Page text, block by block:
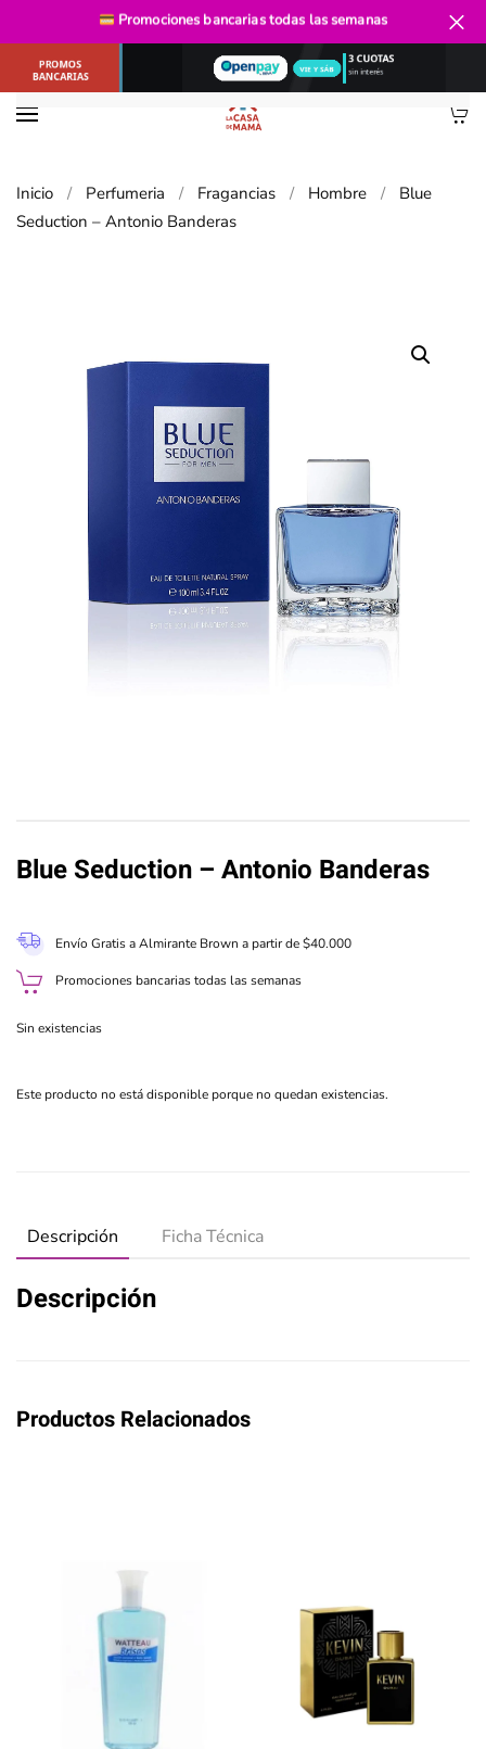
Ir al contenido principal
Inicio Perfumeria Fragancias Hombre
Blue
Seduction – Antonio Banderas
Blue Seduction – Antonio Banderas
Envío Gratis a Almirante Brown a partir de $40.000
Promociones bancarias todas las semanas
Sin existencias
Este producto no está disponible porque no quedan existencias.
Descripción Ficha Técnica
Descripción
Productos Relacionados
Promociones bancariastodas las semanas